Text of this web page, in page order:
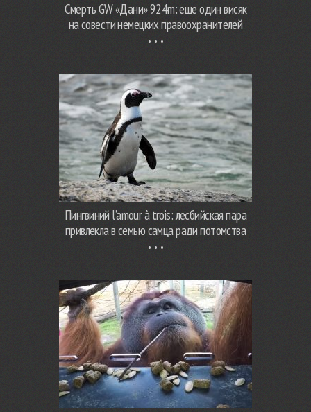
Смерть GW «Дани» 924m: еще один висяк
на совести немецких правоохранителей
Пингвиний l’amour à trois: лесбийская пара
привлекла в семью самца ради потомства